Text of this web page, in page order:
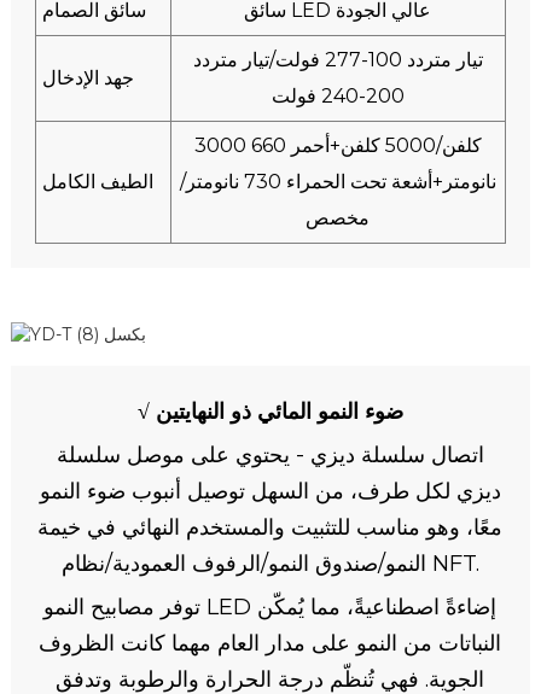
سائق الصمام سائق LED عالي الجودة
جهد الإدخال
تيار متردد 100-277 فولت/تيار متردد
200-240 فولت
الطيف الكامل
3000 كلفن/5000 كلفن+أحمر 660
نانومتر+أشعة تحت الحمراء 730 نانومتر/
مخصص
√ ضوء النمو المائي ذو النهايتين
اتصال سلسلة ديزي - يحتوي على موصل سلسلة
ديزي لكل طرف، من السهل توصيل أنبوب ضوء النمو
معًا، وهو مناسب للتثبيت والمستخدم النهائي في خيمة
النمو/صندوق النمو/الرفوف العمودية/نظام NFT.
توفر مصابيح النمو LED إضاءةً اصطناعيةً، مما يُمكّن
النباتات من النمو على مدار العام مهما كانت الظروف
الجوية. فهي تُنظّم درجة الحرارة والرطوبة وتدفق